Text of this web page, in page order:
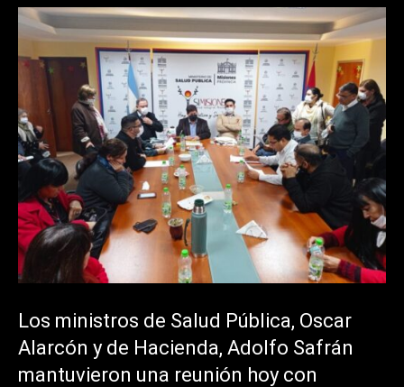
Los ministros de Salud Pública, Oscar
Alarcón y de Hacienda, Adolfo Safrán
mantuvieron una reunión hoy con